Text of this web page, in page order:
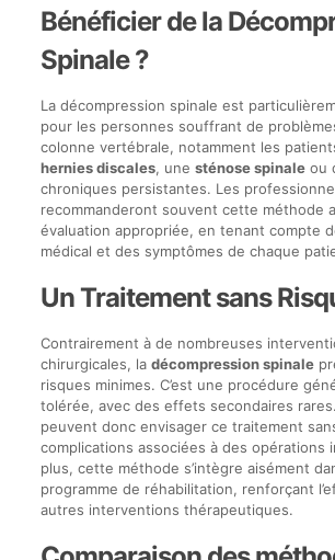
Bénéficier de la
Spinale ?
La décompression spinale est
pour les personnes souffrant de
colonne vertébrale, notamment les
hernies discales, une sténose spinaleou
chroniques persistantes. Les
recommanderont souvent cette méthode
évaluation appropriée, en tenant compte
médical et des symptômes de chaque
Un Traitement sans
Contrairement à de nombreuses
chirurgicales, la décompression spinale
risques minimes. C’est une procédure
tolérée, avec des effets secondaires
peuvent donc envisager ce traitement
complications associées à des opérations
plus, cette méthode s’intègre aisément
programme de réhabilitation, renforçant
autres interventions thérapeutiques.